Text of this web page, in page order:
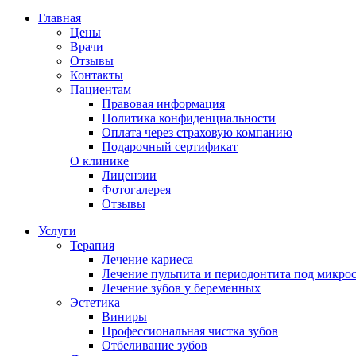
Главная
Цены
Врачи
Отзывы
Контакты
Пациентам
Правовая информация
Политика конфиденциальности
Оплата через страховую компанию
Подарочный сертификат
О клинике
Лицензии
Фотогалерея
Отзывы
Услуги
Терапия
Лечение кариеса
Лечение пульпита и периодонтита под
Лечение зубов у беременных
Эстетика
Виниры
Профессиональная чистка зубов
Отбеливание зубов